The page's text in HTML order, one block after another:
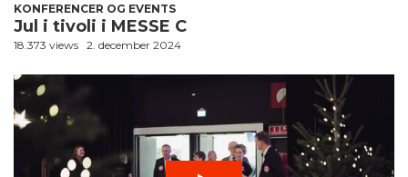
KONFERENCER OG EVENTS
Jul i tivoli i MESSE C
18.373 views 2. december 2024